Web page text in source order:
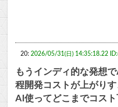
20: 2026/05/31(日) 14:35:18.22
もうインディ的な発想
程開発コストが上がり
AI使ってどこまでコス